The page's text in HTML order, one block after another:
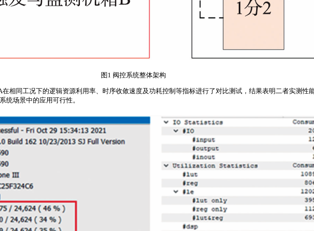
图1 阀控系统整体架构
相同工况下的逻辑资源利用率、时序收敛速度及功耗控制等指标进行了对比测试，结果表明二者实测性
统场景中的应用可行性。